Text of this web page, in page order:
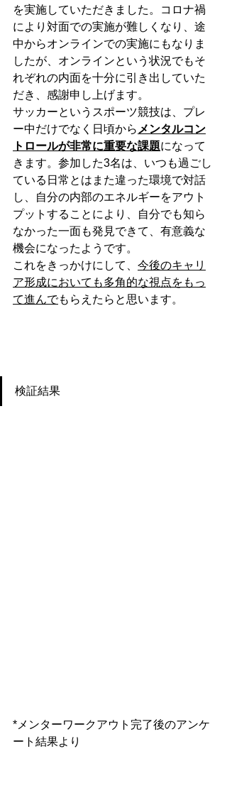
を実施していただきました。コロナ禍
により対面での実施が難しくなり、途
中からオンラインでの実施にもなりま
したが、オンラインという状況でもそ
れぞれの内面を十分に引き出していた
だき、感謝申し上げます。
サッカーというスポーツ競技は、プレ
ー中だけでなく日頃から メンタルコン
トロールが非常に重要な課題になって
きます。参加した3名は、いつも過ごし
ている日常とはまた違った環境で対話
し、自分の内部のエネルギーをアウト
プットすることにより、自分でも知ら
なかった一面も発見できて、有意義な
機会になったようです。
これをきっかけにして、 今後のキャリ
ア形成においても多角的な視点をもっ
て進んでもらえたらと思います。
検証結果
*メンターワークアウト完了後のアンケ
ート結果より